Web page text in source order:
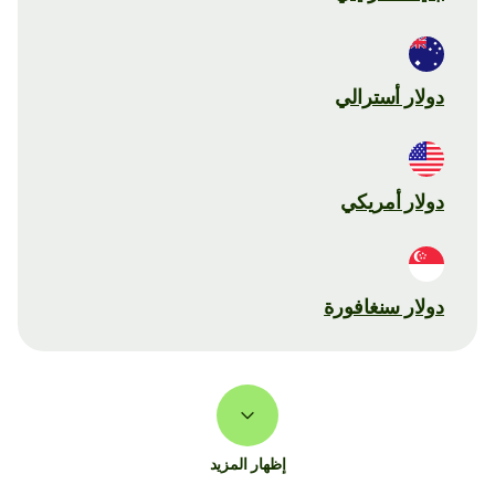
دولار أسترالي
دولار أمريكي
دولار سنغافورة
إظهار المزيد